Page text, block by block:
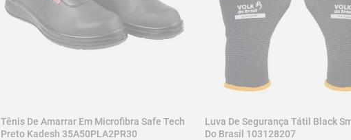
Tênis De Amarrar Em Microfibra Safe Tech
Preto Kadesh 35A50PLA2PR30
Luva De Segurança Tátil Black
Do Brasil 103128207